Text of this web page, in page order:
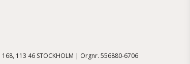
113 46 STOCKHOLM | Orgnr. 556880-6706